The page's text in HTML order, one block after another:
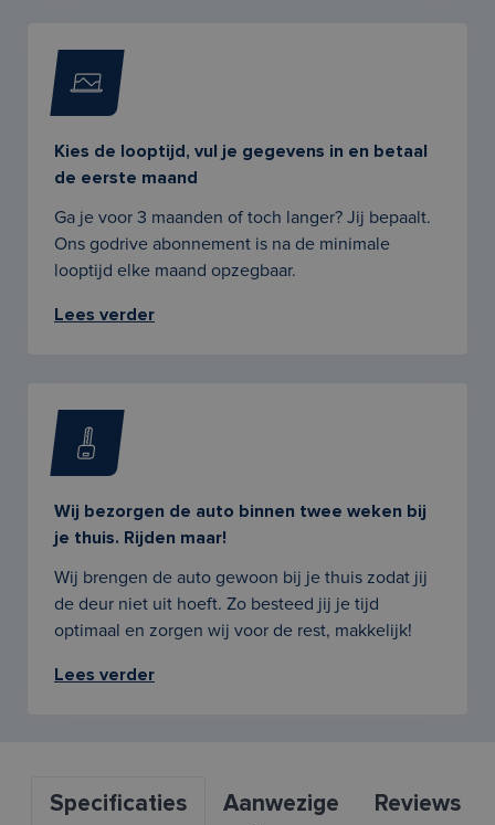
Kies de looptijd, vul je gegevens in en betaal
de eerste maand
Ga je voor 3 maanden of toch langer? Jij bepaalt.
Ons godrive abonnement is na de minimale
looptijd elke maand opzegbaar.
Lees verder
Wij bezorgen de auto binnen twee weken bij
je thuis. Rijden maar!
Wij brengen de auto gewoon bij je thuis zodat jij
de deur niet uit hoeft. Zo besteed jij je tijd
optimaal en zorgen wij voor de rest, makkelijk!
Lees verder
Specificaties
Aanwezige
Reviews